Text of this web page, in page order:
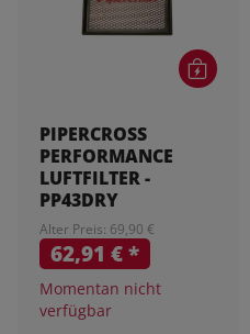
PIPERCROSS
PERFORMANCE
LUFTFILTER -
PP43DRY
Alter Preis: 69,90 €
62,91 €*
Momentan nicht
verfügbar